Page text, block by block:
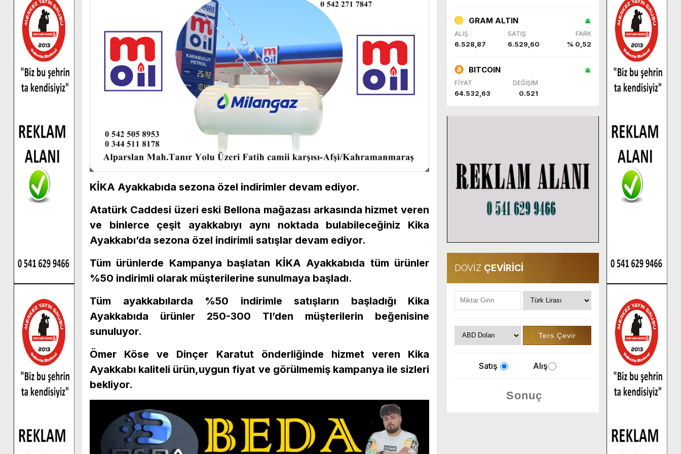
KİKA Ayakkabıda sezona özel indirimler devam ediyor.
Atatürk Caddesi üzeri eski Bellona mağazası arkasında hizmet veren
ve binlerce çeşit ayakkabıyı aynı noktada bulabileceğiniz Kika
Ayakkabı’da sezona özel indirimli satışlar devam ediyor.
Tüm ürünlerde Kampanya başlatan KİKA Ayakkabıda tüm ürünler
%50 indirimli olarak müşterilerine sunulmaya başladı.
Tüm ayakkabılarda %50 indirimle satışların başladığı Kika
Ayakkabıda ürünler 250-300 Tl’den müşterilerin beğenisine
sunuluyor.
Ömer Köse ve Dinçer Karatut önderliğinde hizmet veren Kika
Ayakkabı kaliteli ürün,uygun fiyat ve görülmemiş kampanya ile sizleri
bekliyor.
GRAM ALTIN
ALIŞ SATIŞ FARK
6.528,87 6.529,60 % 0,52
BITCOIN
FİYAT DEĞİŞİM
64.532,63 0.521
DÖVİZ ÇEVİRİCİ
Satış Alış